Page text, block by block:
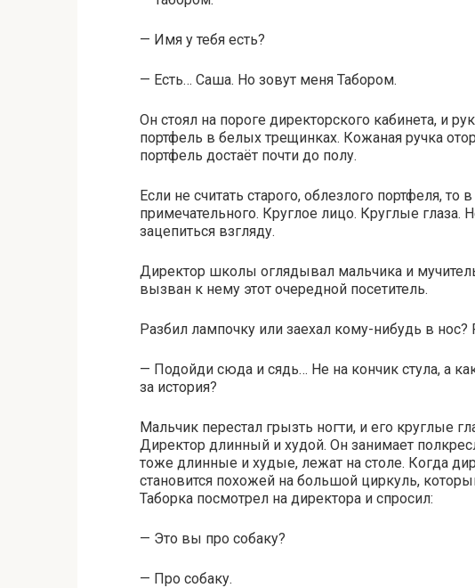
— Имя у тебя есть?
— Есть… Саша. Но зовут меня Табором.
Он стоял на пороге директорского кабинета, и
портфель в белых трещинках. Кожаная ручка
портфель достаёт почти до полу.
Если не считать старого, облезлого портфеля,
примечательного. Круглое лицо. Круглые глаза.
зацепиться взгляду.
Директор школы оглядывал мальчика и
вызван к нему этот очередной посетитель.
Разбил лампочку или заехал кому-нибудь в
— Подойди сюда и сядь… Не на кончик стула, а
за история?
Мальчик перестал грызть ногти, и его круглые
Директор длинный и худой. Он занимает
тоже длинные и худые, лежат на столе. Когда
становится похожей на большой циркуль,
Таборка посмотрел на директора и спросил:
— Это вы про собаку?
— Про собаку.